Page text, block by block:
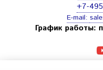
+7-
E-mail:
График работы: